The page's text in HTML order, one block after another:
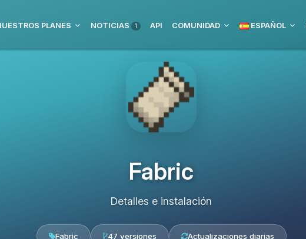
PLANES NOTICIAS 1 API COMUNIDAD ESPAÑOL
Fabric
Detalles e instalación
Fabric 47 versiones Actualizaciones diarias